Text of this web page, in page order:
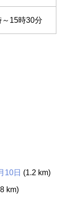
15時30分
10日 (1.2 km)
km)